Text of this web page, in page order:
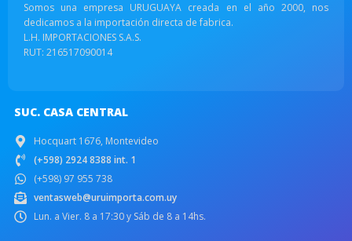
Somos una empresa URUGUAYA creada en el año 2000, nos
dedicamos a la importación directa de fabrica.
L.H. IMPORTACIONES S.A.S.
RUT: 216517090014
SUC. CASA CENTRAL
Hocquart 1676, Montevideo
(+598) 2924 8388 int. 1
(+598) 97 955 738
ventasweb@uruimporta.com.uy
Lun. a Vier. 8 a 17:30 y Sáb de 8 a 14hs.